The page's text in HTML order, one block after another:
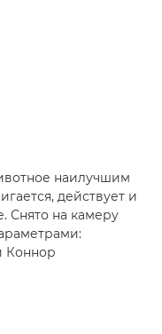
наилучшим
действует и
Снято на камеру
Коннор